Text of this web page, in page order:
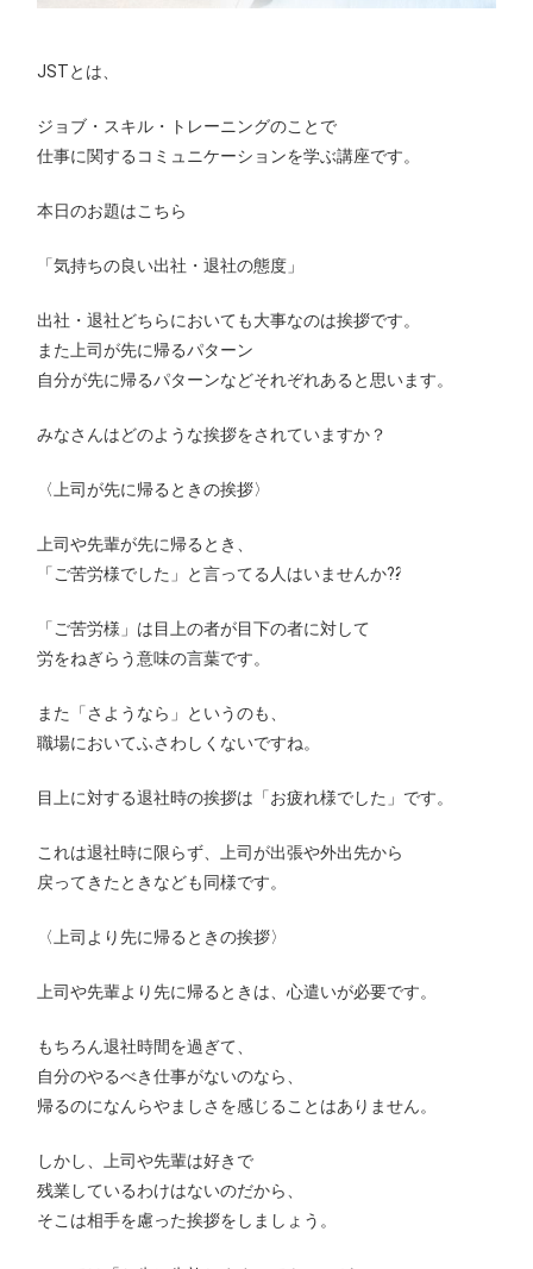
JSTとは、
ジョブ・スキル・トレーニングのことで
仕事に関するコミュニケーションを学ぶ講座です。
本日のお題はこちら
「気持ちの良い出社・退社の態度」
出社・退社どちらにおいても大事なのは挨拶です。
また上司が先に帰るパターン
自分が先に帰るパターンなどそれぞれあると思います。
みなさんはどのような挨拶をされていますか？
〈上司が先に帰るときの挨拶〉
上司や先輩が先に帰るとき、
「ご苦労様でした」と言ってる人はいませんか⁇
「ご苦労様」は目上の者が目下の者に対して
労をねぎらう意味の言葉です。
また「さようなら」というのも、
職場においてふさわしくないですね。
目上に対する退社時の挨拶は「お疲れ様でした」です。
これは退社時に限らず、上司が出張や外出先から
戻ってきたときなども同様です。
〈上司より先に帰るときの挨拶〉
上司や先輩より先に帰るときは、心遣いが必要です。
もちろん退社時間を過ぎて、
自分のやるべき仕事がないのなら、
帰るのになんらやましさを感じることはありません。
しかし、上司や先輩は好きで
残業しているわけはないのだから、
そこは相手を慮った挨拶をしましょう。